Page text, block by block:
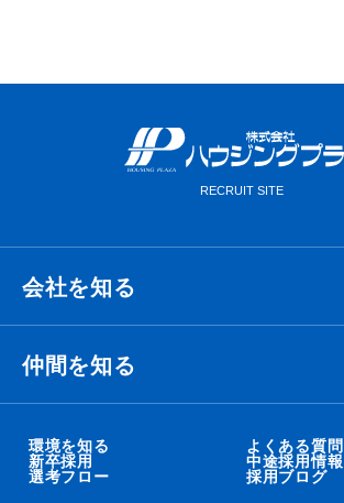
会社を知る
経営理念・ビジョン・ミッション
職種紹介
仲間を知る
衛藤 侑也
環境を知る よくある質問
新卒採用 中途採用情報
選考フロー 採用ブログ